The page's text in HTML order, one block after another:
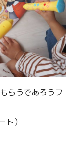
らうであろうフ
）